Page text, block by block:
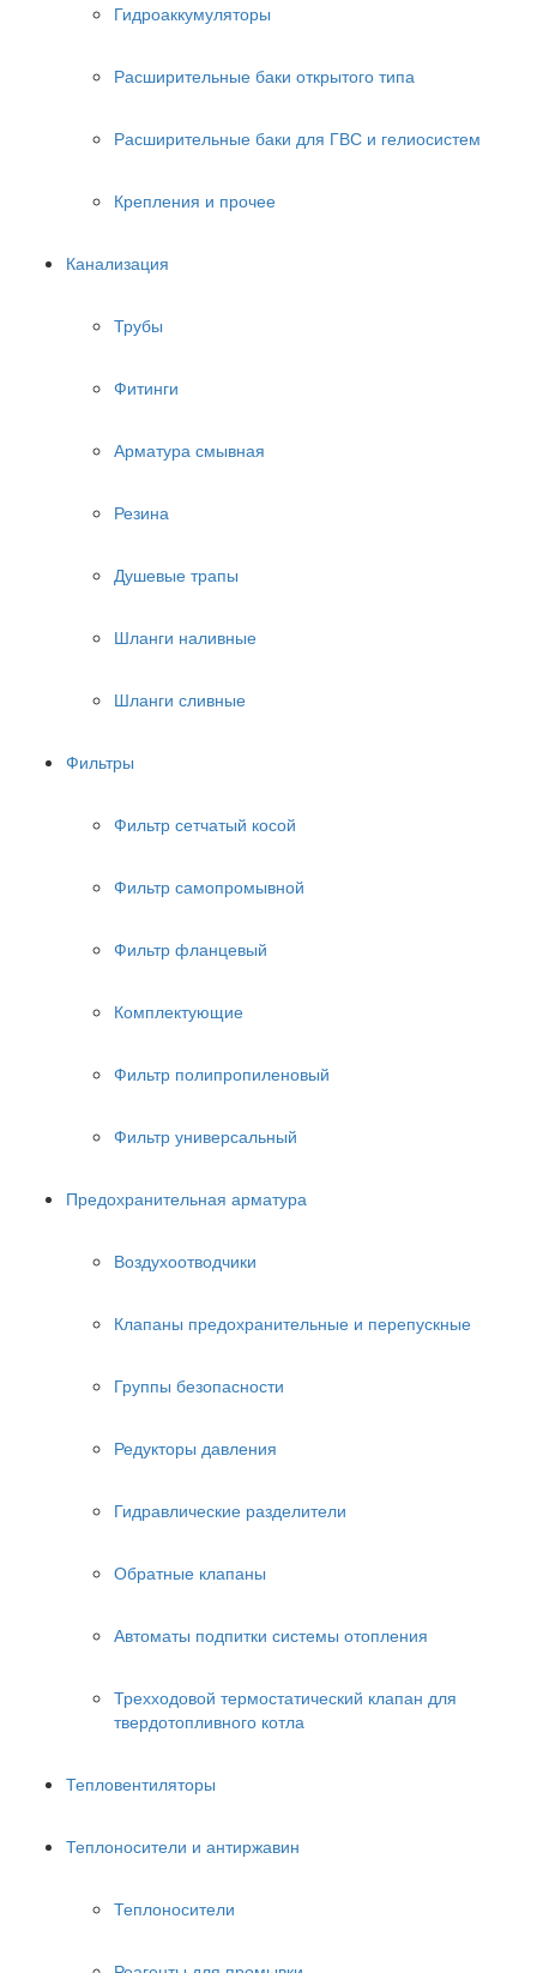
Гидроаккумуляторы
Расширительные баки открытого типа
Расширительные баки для ГВС и гелиосистем
Крепления и прочее
Канализация
Трубы
Фитинги
Арматура смывная
Резина
Душевые трапы
Шланги наливные
Шланги сливные
Фильтры
Фильтр сетчатый косой
Фильтр самопромывной
Фильтр фланцевый
Комплектующие
Фильтр полипропиленовый
Фильтр универсальный
Предохранительная арматура
Воздухоотводчики
Клапаны предохранительные и перепускные
Группы безопасности
Редукторы давления
Гидравлические разделители
Обратные клапаны
Автоматы подпитки системы отопления
Трехходовой термостатический клапан для
твердотопливного котла
Тепловентиляторы
Теплоносители и антиржавин
Теплоносители